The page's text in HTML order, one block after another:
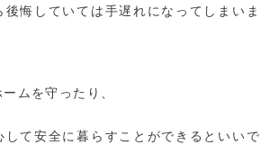
悔していては手遅れになってしまいま
ムを守ったり、
して安全に暮らすことができるといいで